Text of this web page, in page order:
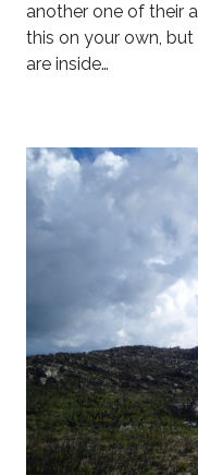
another one of their
this on your own, but
are inside…